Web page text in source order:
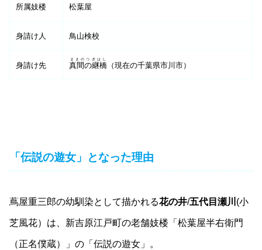
所属妓楼 松葉屋
身請け人 鳥山検校
身請け先 真間の継橋
ままのつぎはし
（現在の千葉県市川市）
「伝説の遊女」となった理由
蔦屋重三郎の幼馴染として描かれる花の井/五代目瀬川 (小
芝風花）は、新吉原江戸町の老舗妓楼「松葉屋半右衛門
（正名僕蔵）」の「伝説の遊女」。